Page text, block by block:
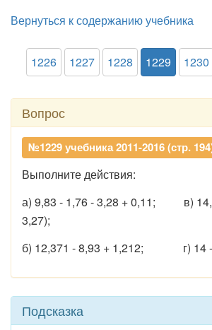
Вернуться к содержанию учебника
1226 1227 1228 1229 1230
Вопрос
№1229 учебника 2011-2016 (стр.
Выполните действия:
а) 9,83 - 1,76 - 3,28 + 0,11; в)
3,27);
б) 12,371 - 8,93 + 1,212; г) 14 -
Подсказка